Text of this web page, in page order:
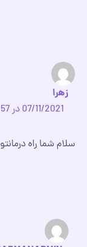
زهرا
07/11/2021 در 12:57
سلام شما راه